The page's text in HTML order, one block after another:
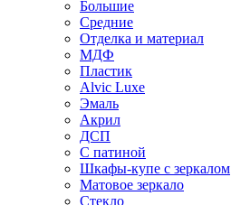
Большие
Средние
Отделка и материал
МДФ
Пластик
Alvic Luxe
Эмаль
Акрил
ДСП
С патиной
Шкафы-купе с зеркалом
Матовое зеркало
Стекло